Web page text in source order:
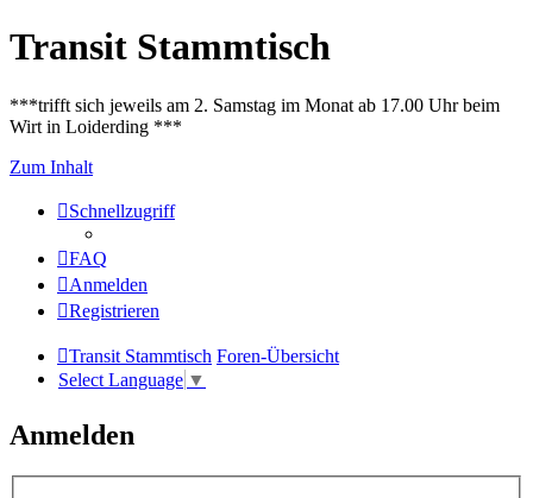
Transit Stammtisch
***trifft sich jeweils am 2. Samstag im Monat ab 17.00 Uhr beim
Wirt in Loiderding ***
Zum Inhalt
Schnellzugriff
FAQ
Anmelden
Registrieren
Transit Stammtisch Foren-Übersicht
Select Language ▼
Anmelden